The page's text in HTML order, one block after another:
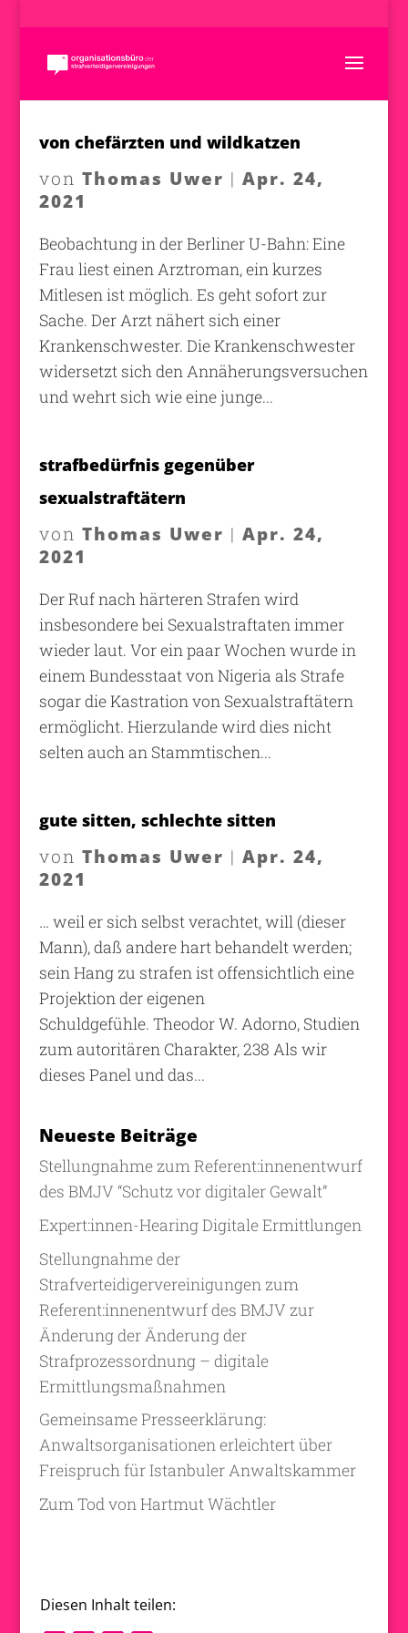
von chefärzten und wildkatzen
von Thomas Uwer | Apr. 24,
2021
Beobachtung in der Berliner U-Bahn: Eine
Frau liest einen Arztroman, ein kurzes
Mitlesen ist möglich. Es geht sofort zur
Sache. Der Arzt nähert sich einer
Krankenschwester. Die Krankenschwester
widersetzt sich den Annäherungsversuchen
und wehrt sich wie eine junge...
strafbedürfnis gegenüber
sexualstraftätern
von Thomas Uwer | Apr. 24,
2021
Der Ruf nach härteren Strafen wird
insbesondere bei Sexualstraftaten immer
wieder laut. Vor ein paar Wochen wurde in
einem Bundesstaat von Nigeria als Strafe
sogar die Kastration von Sexualstraftätern
ermöglicht. Hierzulande wird dies nicht
selten auch an Stammtischen...
gute sitten, schlechte sitten
von Thomas Uwer | Apr. 24,
2021
… weil er sich selbst verachtet, will (dieser
Mann), daß andere hart behandelt werden;
sein Hang zu strafen ist offensichtlich eine
Projektion der eigenen
Schuldgefühle. Theodor W. Adorno, Studien
zum autoritären Charakter, 238 Als wir
dieses Panel und das...
Neueste Beiträge
Stellungnahme zum Referent:innenentwurf
des BMJV “Schutz vor digitaler Gewalt”
Expert:innen-Hearing Digitale Ermittlungen
Stellungnahme der
Strafverteidigervereinigungen zum
Referent:innenentwurf des BMJV zur
Änderung der Änderung der
Strafprozessordnung – digitale
Ermittlungsmaßnahmen
Gemeinsame Presseerklärung:
Anwaltsorganisationen erleichtert über
Freispruch für Istanbuler Anwaltskammer
Zum Tod von Hartmut Wächtler
Diesen Inhalt teilen: